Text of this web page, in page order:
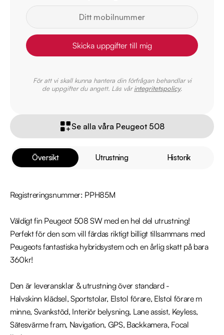
Översikt Utrustning Historik
Registreringsnummer: PPH85M
Väldigt fin Peugeot 508 SW med en hel del utrustning!
Perfekt för den som vill färdas riktigt billigt tillsammans med
Peugeots fantastiska hybridsystem och en årlig skatt på bara
360kr!
Den är leveransklar & utrustning över standard -
Halvskinn klädsel, Sportstolar, Elstol förare, Elstol förare m
minne, Svankstöd, Interiör belysning, Lane assist, Keyless,
Sätesvärme fram, Navigation, GPS, Backkamera, Focal
Skicka uppgifter till mig
För att vi skall kunna hantera din förfrågan behandlar vi
de uppgifter du angett. Läs vårintegritetspolicy.
Se alla våra Peugeot 508